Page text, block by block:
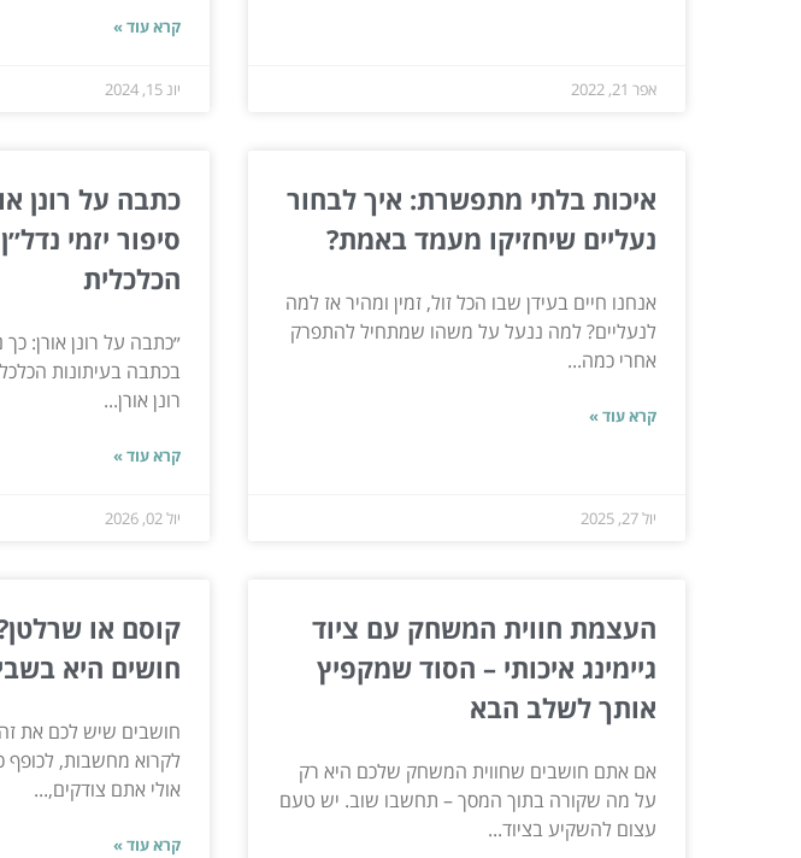
אפר 21, 2022
קרא עוד »
יונ 15, 2024
איכות בלתי מתפשרת: איך לבחור
נעליים שיחזיקו מעמד באמת?
אנחנו חיים בעידן שבו הכל זול, זמין ומהיר אז למה
לנעליים? למה ננעל על משהו שמתחיל להתפרק
אחרי כמה...
קרא עוד »
יול 27, 2025
כתבה על רונן
סיפור יזמי
הכלכלית
״כתבה על רונן אורן: כך
בכתבה בעיתונות
רונן אורן...
קרא עוד »
יול 02, 2026
העצמת חווית המשחק עם ציוד
גיימינג איכותי – הסוד שמקפיץ
אותך לשלב הבא
אם אתם חושבים שחווית המשחק שלכם היא רק
על מה שקורה בתוך המסך – תחשבו שוב. יש טעם
עצום להשקיע בציוד...
קוסם או
חושים היא
חושבים שיש לכם את
לקרוא מחשבות, לכופף
אולי אתם צודקים,...
קרא עוד »